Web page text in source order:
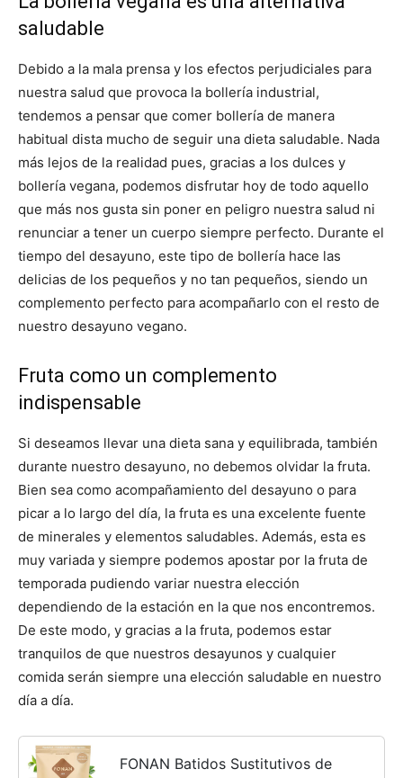
saludable
Debido a la mala prensa y los efectos perjudiciales para
nuestra salud que provoca la bollería industrial,
tendemos a pensar que comer bollería de manera
habitual dista mucho de seguir una dieta saludable. Nada
más lejos de la realidad pues, gracias a los dulces y
bollería vegana, podemos disfrutar hoy de todo aquello
que más nos gusta sin poner en peligro nuestra salud ni
renunciar a tener un cuerpo siempre perfecto. Durante el
tiempo del desayuno, este tipo de bollería hace las
delicias de los pequeños y no tan pequeños, siendo un
complemento perfecto para acompañarlo con el resto de
nuestro desayuno vegano.
Fruta como un complemento
indispensable
Si deseamos llevar una dieta sana y equilibrada, también
durante nuestro desayuno, no debemos olvidar la fruta.
Bien sea como acompañamiento del desayuno o para
picar a lo largo del día, la fruta es una excelente fuente
de minerales y elementos saludables. Además, esta es
muy variada y siempre podemos apostar por la fruta de
temporada pudiendo variar nuestra elección
dependiendo de la estación en la que nos encontremos.
De este modo, y gracias a la fruta, podemos estar
tranquilos de que nuestros desayunos y cualquier
comida serán siempre una elección saludable en nuestro
día a día.
FONAN Batidos Sustitutivos de